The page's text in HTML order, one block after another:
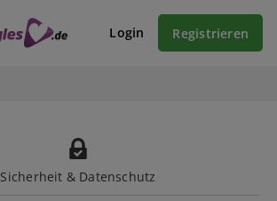
Login Registrieren
Sicherheit & Datenschutz